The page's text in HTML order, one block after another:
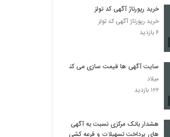
خرید رپورتاژ آگهی کد تولز
خرید رپورتاژ آگهی کد تولز
۶ بازدید
سایت آگهی ها قیمت سازی می کنند
میلاد
۱۲۲ بازدید
هشدار بانک مرکزی نسبت به آگهی
‌های پرداخت تسهیلات و قرعه کشی